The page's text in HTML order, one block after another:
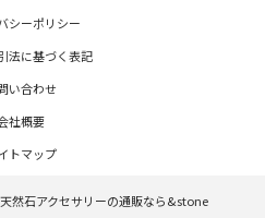
シーポリシー
法に基づく表記
い合わせ
社概要
トマップ
然石アクセサリーの通販なら&stone